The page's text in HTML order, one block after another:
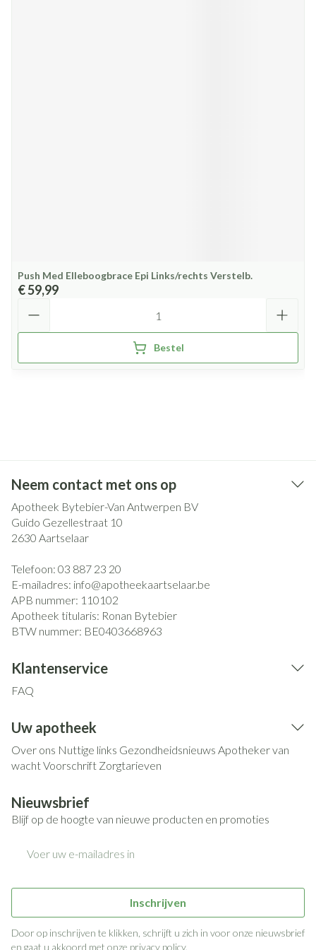
Push Med Elleboogbrace Epi Links/rechts Verstelb.
€ 59,99
Bestel
Neem contact met ons op
Apotheek Bytebier-Van Antwerpen BV
Guido Gezellestraat 10
2630 Aartselaar
Telefoon: 03 887 23 20
E-mailadres: info@apotheekaartselaar.be
APB nummer: 110102
Apotheek titularis: Ronan Bytebier
BTW nummer: BE0403668963
Klantenservice
FAQ
Uw apotheek
Over ons Nuttige links Gezondheidsnieuws Apotheker van
wachtVoorschrift Zorgtarieven
Nieuwsbrief
Blijf op de hoogte van nieuwe producten en promoties
Inschrijven
Door op inschrijven te klikken, schrijft u zich in voor onze nieuwsbrief
en gaat u akkoord met onze privacy policy.